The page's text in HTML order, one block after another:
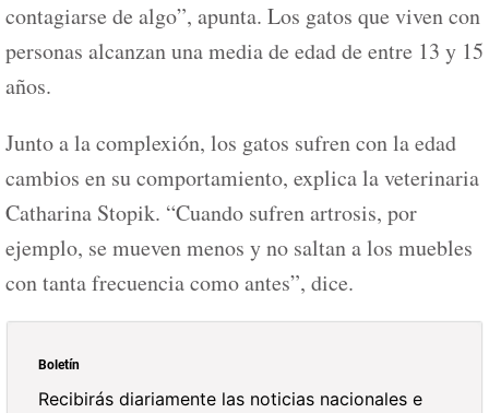
contagiarse de algo”, apunta. Los gatos que viven con
personas alcanzan una media de edad de entre 13 y 15
años.
Junto a la complexión, los gatos sufren con la edad
cambios en su comportamiento, explica la veterinaria
Catharina Stopik. “Cuando sufren artrosis, por
ejemplo, se mueven menos y no saltan a los muebles
con tanta frecuencia como antes”, dice.
Boletín
Recibirás diariamente las noticias nacionales e